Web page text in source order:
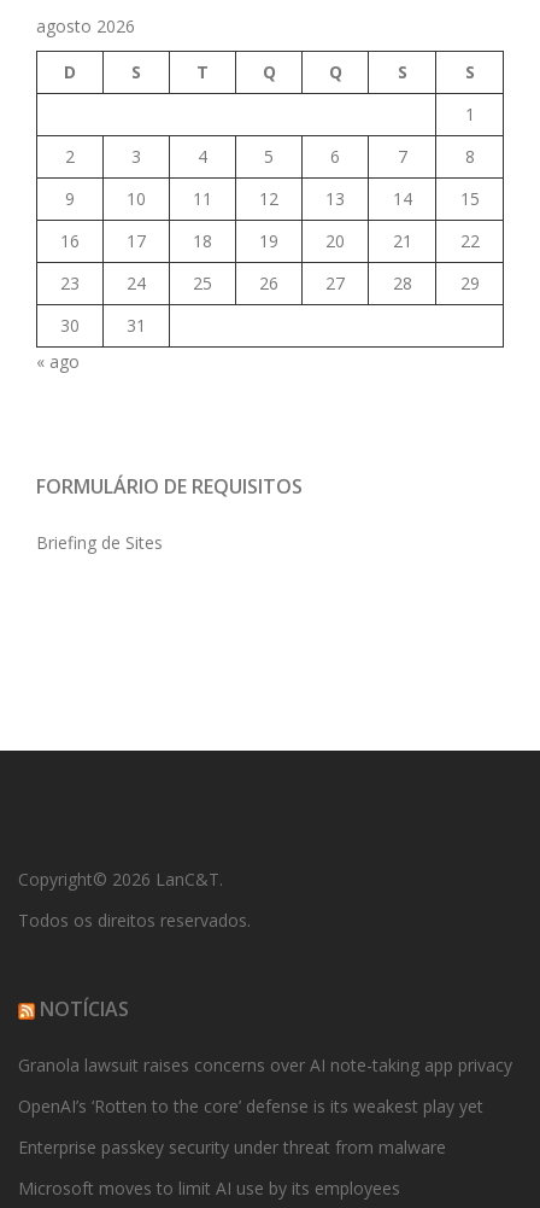
agosto 2026
D
S T Q Q S
S
1
2
3 4 5 6 7
8
9
10 11 12 13 14
15
16
17 18 19 20 21
22
23
24 25 26 27 28
29
30
31
« ago
FORMULÁRIO DE REQUISITOS
Briefing de Sites
Copyright© 2026 LanC&T.
Todos os direitos reservados.
NOTÍCIAS
Granola lawsuit raises concerns over AI note-taking app privacy
OpenAI’s ‘Rotten to the core’ defense is its weakest play yet
Enterprise passkey security under threat from malware
Microsoft moves to limit AI use by its employees